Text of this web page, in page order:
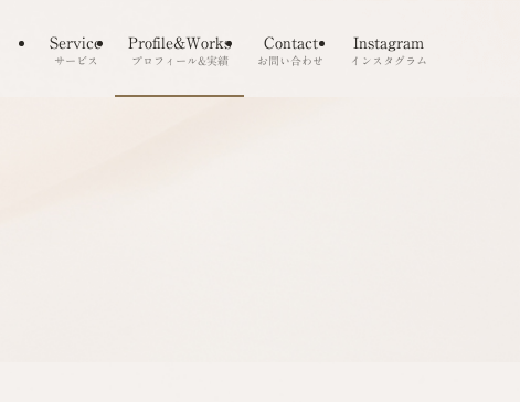
Service
サービス
Profile&Works
プロフィール&実績
Contact
お問い合わせ
Instagram
インスタグラム